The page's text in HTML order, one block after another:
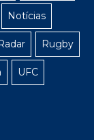
Notícias
Rugby
UFC